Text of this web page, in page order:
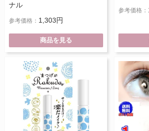
ナル
参考価格： 1,303円
商品を見る
参考価格：